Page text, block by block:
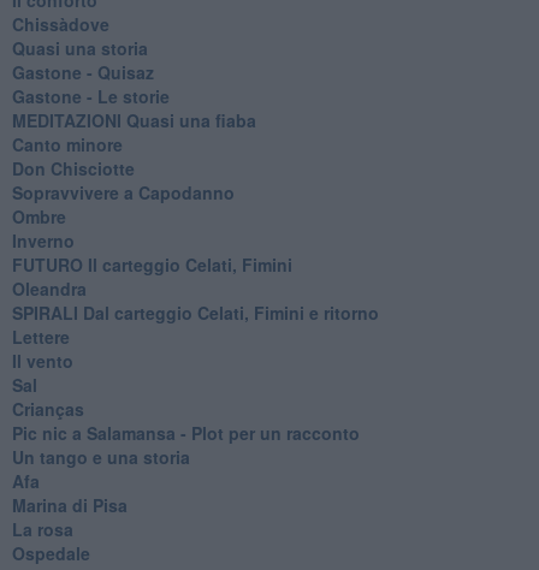
Chissàdove
Quasi una storia
Gastone - Quisaz
Gastone - Le storie
MEDITAZIONI Quasi una fiaba
Canto minore
Don Chisciotte
Sopravvivere a Capodanno
Ombre
Inverno
FUTURO Il carteggio Celati, Fimini
Oleandra
SPIRALI Dal carteggio Celati, Fimini e ritorno
Lettere
Il vento
Sal
Crianças
Pic nic a Salamansa - Plot per un racconto
Un tango e una storia
Afa
Marina di Pisa
La rosa
Ospedale